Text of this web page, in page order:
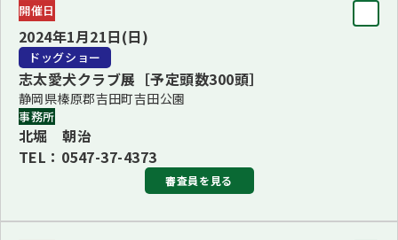
トリーバー)
■5・6・7・9Ｇ長 水越 治子(5・6・7Ｇ・その他の9Ｇ、
アフガン・ハウンド、ボルゾイ、サルーキ)
BJIS/BVIS 井川 雅人
BBIS 高橋 秀美
BPIS 水越 治子
審査員長
須山 雄次
審査員
副田 康信、松原 直樹
チーフ
開催日
2024年1月21日(日)
ドッグショー
志太愛犬クラブ展［予定頭数300頭］
静岡県榛原郡吉田町吉田公園
事務所
北堀 朝治
TEL：0547-37-4373
審査員を見る